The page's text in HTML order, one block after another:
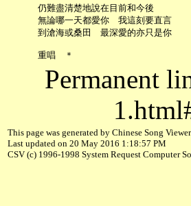
     仍難盡清楚地說在目前和今後
     無論哪一天都愛你　我這刻要直言
     到滄海或桑田　最深愛的亦只是你
Permanent
This page was generated by Chinese Song
Last updated on 20 May 2016 1:18:57 PM
CSV (c) 1996-1998 System Request Computer